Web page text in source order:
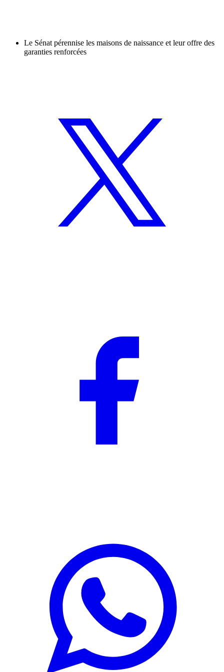
Le Sénat pérennise les maisons de naissance et leur offre des
garanties renforcées